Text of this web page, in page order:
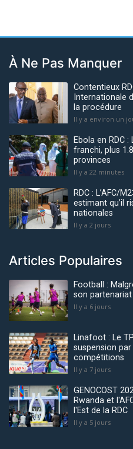
À Ne Pas Manquer
Contentieux
Internationale
la procédure
Il y a environ un
Ebola en RDC
franchi, plus
provinces
Il y a 22 minutes
RDC : L’AFC/
estimant qu’il
nationales
Il y a 2 jours
Articles Populaires
Football :
son
Il y a 6 jours
Linafoot : Le
suspension par
compétitions
Il y a 7 jours
GENOCOST
Rwanda et
l'Est de la RDC
Il y a 5 jours